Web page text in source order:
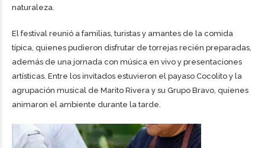
naturaleza.
El festival reunió a familias, turistas y amantes de la comida
típica, quienes pudieron disfrutar de torrejas recién preparadas,
además de una jornada con música en vivo y presentaciones
artísticas. Entre los invitados estuvieron el payaso Cocolito y la
agrupación musical de Marito Rivera y su Grupo Bravo, quienes
animaron el ambiente durante la tarde.